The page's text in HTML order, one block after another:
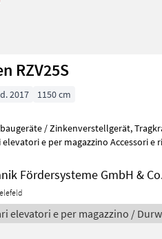
RZV25S
2017 1150 cm
/ Zinkenverstellgerät, Tragkraft: 2500kg,
elevatori e per magazzino Accessori e
Fördersysteme GmbH &
elevatori e per magazzino /